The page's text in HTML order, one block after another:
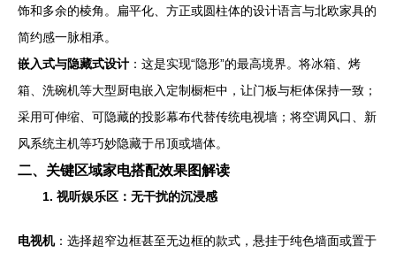
饰和多余的棱角。扁平化、方正或圆柱体的设计语言与北欧家具的
简约感一脉相承。
嵌入式与隐藏式设计 ：这是实现“隐形”的最高境界。将冰箱、烤
箱、洗碗机等大型厨电嵌入定制橱柜中，让门板与柜体保持一致；
采用可伸缩、可隐藏的投影幕布代替传统电视墙；将空调风口、新
风系统主机等巧妙隐藏于吊顶或墙体。
二、关键区域家电搭配效果图解读
1. 视听娱乐区：无干扰的沉浸感
电视机：选择超窄边框甚至无边框的款式，悬挂于纯色墙面或置于